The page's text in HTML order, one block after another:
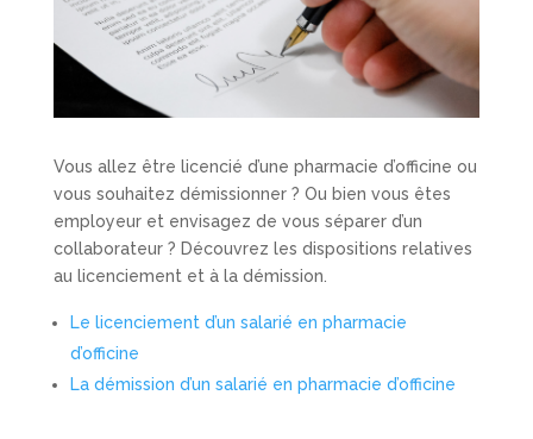
Vous allez être licencié d’une pharmacie d’officine ou
vous souhaitez démissionner ? Ou bien vous êtes
employeur et envisagez de vous séparer d’un
collaborateur ? Découvrez les dispositions relatives
au licenciement et à la démission.
Le licenciement d’un salarié en pharmacie
d’officine
La démission d’un salarié en pharmacie d’officine